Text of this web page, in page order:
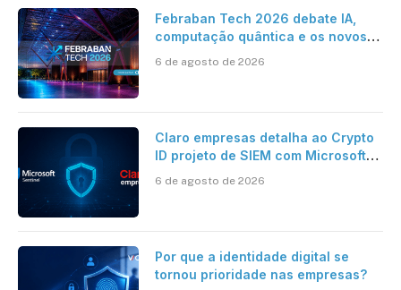
Febraban Tech 2026 debate IA,
computação quântica e os novos
6 de agosto de 2026
Claro empresas detalha ao Crypto
ID projeto de SIEM com Microsoft
automatizada
6 de agosto de 2026
Por que a identidade digital se
tornou prioridade nas empresas?